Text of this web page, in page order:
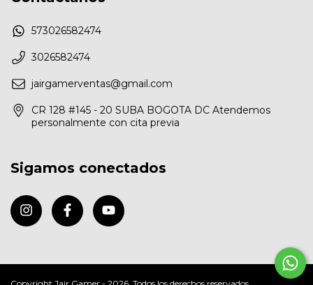
573026582474
3026582474
jairgamerventas@gmail.com
CR 128 #145 - 20 SUBA BOGOTA DC Atendemos
personalmente con cita previa
Sigamos conectados